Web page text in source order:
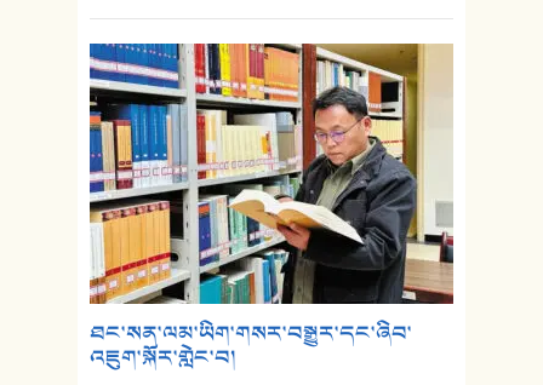
ཐང་སན་ལམ་ཡིག་གསར་བསྒྱུར་དང་ཞིབ་
འཇུག་སྐོར་གླེང་བ།